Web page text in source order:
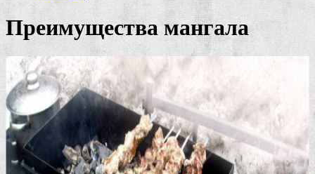
Преимущества мангала